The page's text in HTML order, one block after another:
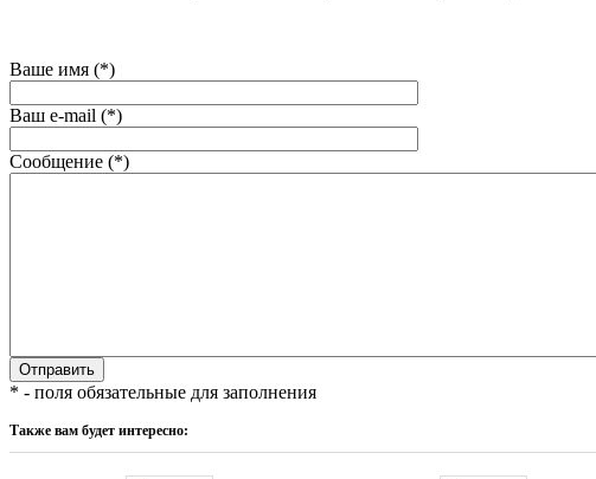
Ваше имя (*)
Ваш e-mail (*)
Сообщение (*)
* - поля обязательные для заполнения
Также вам будет интересно: